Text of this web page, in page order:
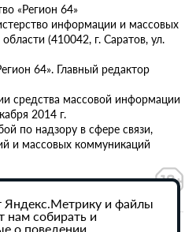
«Регион 64»
информации и массовых
(410042, г. Саратов, ул.
64». Главный редактор
средства массовой информации
2014 г.
по надзору в сфере связи,
и массовых коммуникаций
персональных данных
Яндекс.Метрику и файлы
нам собирать и